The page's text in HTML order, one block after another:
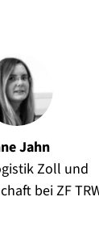
Jahn
Zoll und
bei ZF